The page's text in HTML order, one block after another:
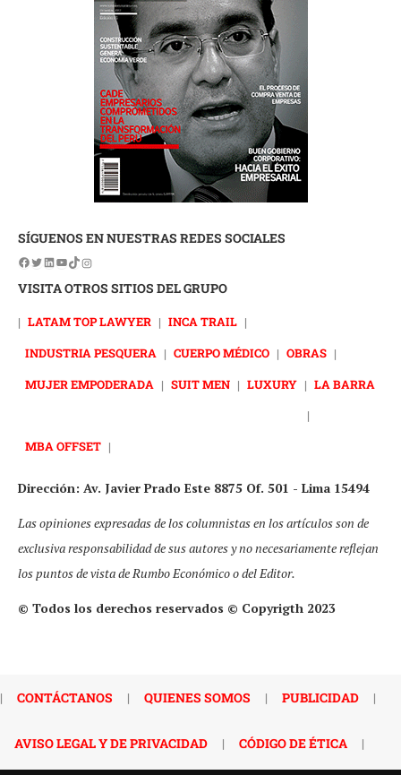
SÍGUENOS EN NUESTRAS REDES SOCIALES
VISITA OTROS SITIOS DEL GRUPO
| LATAM TOP LAWYER | INCA TRAIL |
INDUSTRIA PESQUERA | CUERPO MÉDICO | OBRAS |
MUJER EMPODERADA | SUIT MEN | LUXURY | LA BARRA
|
MBA OFFSET |
Dirección: Av. Javier Prado Este 8875 Of. 501 - Lima 15494
Las opiniones expresadas de los columnistas en los artículos son de
exclusiva responsabilidad de sus autores y no necesariamente reflejan
los puntos de vista de Rumbo Económico o del Editor.
© Todos los derechos reservados © Copyrigth 2023
| CONTÁCTANOS | QUIENES SOMOS | PUBLICIDAD |
AVISO LEGAL Y DE PRIVACIDAD | CÓDIGO DE ÉTICA |